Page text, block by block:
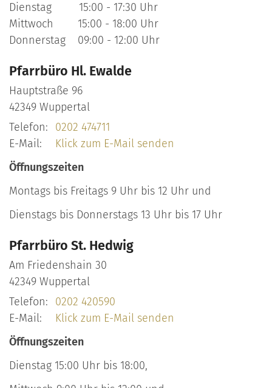
Dienstag 15:00 - 17:30 Uhr
Mittwoch 15:00 - 18:00 Uhr
Donnerstag 09:00 - 12:00 Uhr
Pfarrbüro Hl. Ewalde
Hauptstraße 96
42349 Wuppertal
Telefon:
0202 474711
E-Mail:
Klick zum E-Mail senden
Öffnungszeiten
Montags bis Freitags 9 Uhr bis 12 Uhr und
Dienstags bis Donnerstags 13 Uhr bis 17 Uhr
Pfarrbüro St. Hedwig
Am Friedenshain 30
42349 Wuppertal
Telefon:
0202 420590
E-Mail:
Klick zum E-Mail senden
Öffnungszeiten
Dienstag 15:00 Uhr bis 18:00,